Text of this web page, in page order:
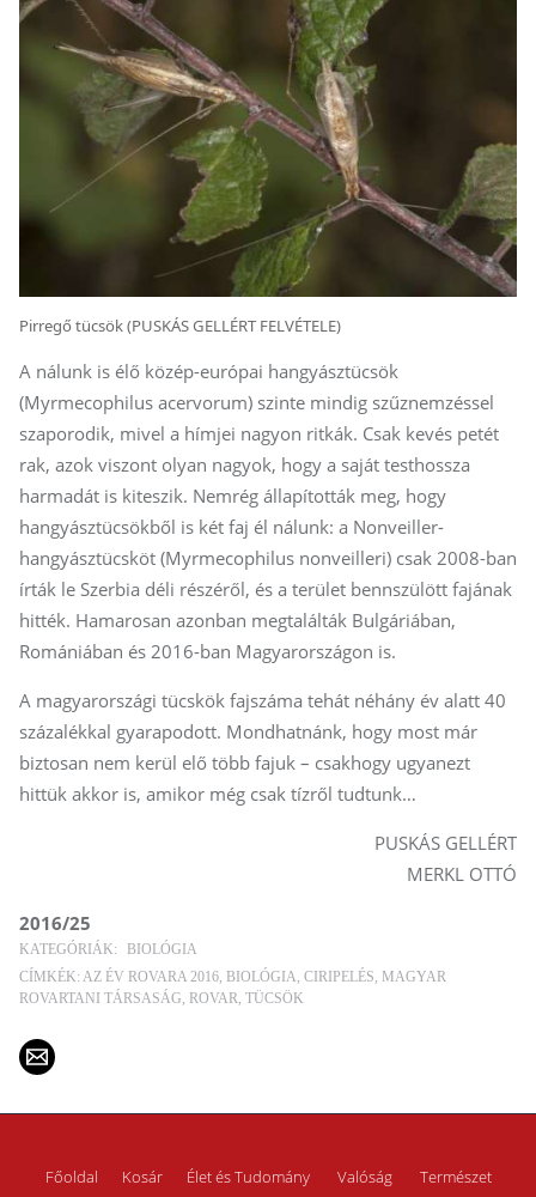
Pirregő tücsök (PUSKÁS GELLÉRT FELVÉTELE)
A nálunk is élő közép-európai hangyásztücsök
(Myrmecophilus acervorum) szinte mindig szűznemzéssel
szaporodik, mivel a hímjei nagyon ritkák. Csak kevés petét
rak, azok viszont olyan nagyok, hogy a saját testhossza
harmadát is kiteszik. Nemrég állapították meg, hogy
hangyásztücsökből is két faj él nálunk: a Nonveiller-
hangyásztücsköt (Myrmecophilus nonveilleri) csak 2008-ban
írták le Szerbia déli részéről, és a terület bennszülött fajának
hitték. Hamarosan azonban megtalálták Bulgáriában,
Romániában és 2016-ban Magyarországon is.
A magyarországi tücskök fajszáma tehát néhány év alatt 40
százalékkal gyarapodott. Mondhatnánk, hogy most már
biztosan nem kerül elő több fajuk – csakhogy ugyanezt
hittük akkor is, amikor még csak tízről tudtunk…
PUSKÁS GELLÉRT
MERKL OTTÓ
2016/25
KATEGÓRIÁK:
BIOLÓGIA
CÍMKÉK: AZ ÉV ROVARA 2016 BIOLÓGIA CIRIPELÉS
MAGYAR
ROVARTANI TÁRSASÁG
ROVAR TÜCSÖK
Főoldal Kosár Élet és Tudomány Valóság Természet